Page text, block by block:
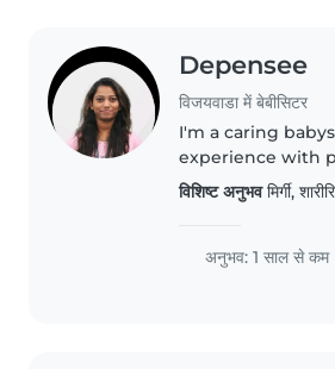
Depensee
विजयवाडा में बेबीसिटर
I'm a caring
experience with
and special
epilepsy and
Marathi, and
विशिष्ट अनुभवमिर्गी,
अनुभव: 1 साल से कम